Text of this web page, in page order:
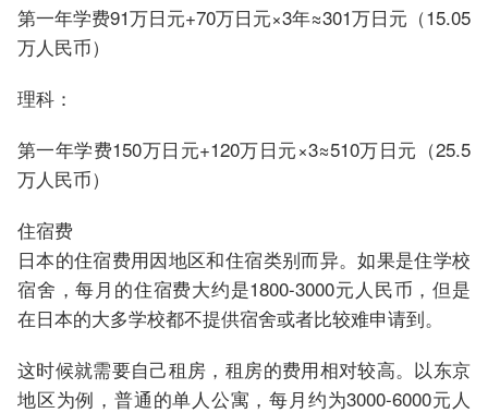
第一年学费91万日元+70万日元×3年≈301万日元（15.05
万人民币）
理科：
第一年学费150万日元+120万日元×3≈510万日元（25.5
万人民币）
住宿费
日本的住宿费用因地区和住宿类别而异。如果是住学校
宿舍，每月的住宿费大约是1800-3000元人民币，但是
在日本的大多学校都不提供宿舍或者比较难申请到。
这时候就需要自己租房，租房的费用相对较高。以东京
地区为例，普通的单人公寓，每月约为3000-6000元人